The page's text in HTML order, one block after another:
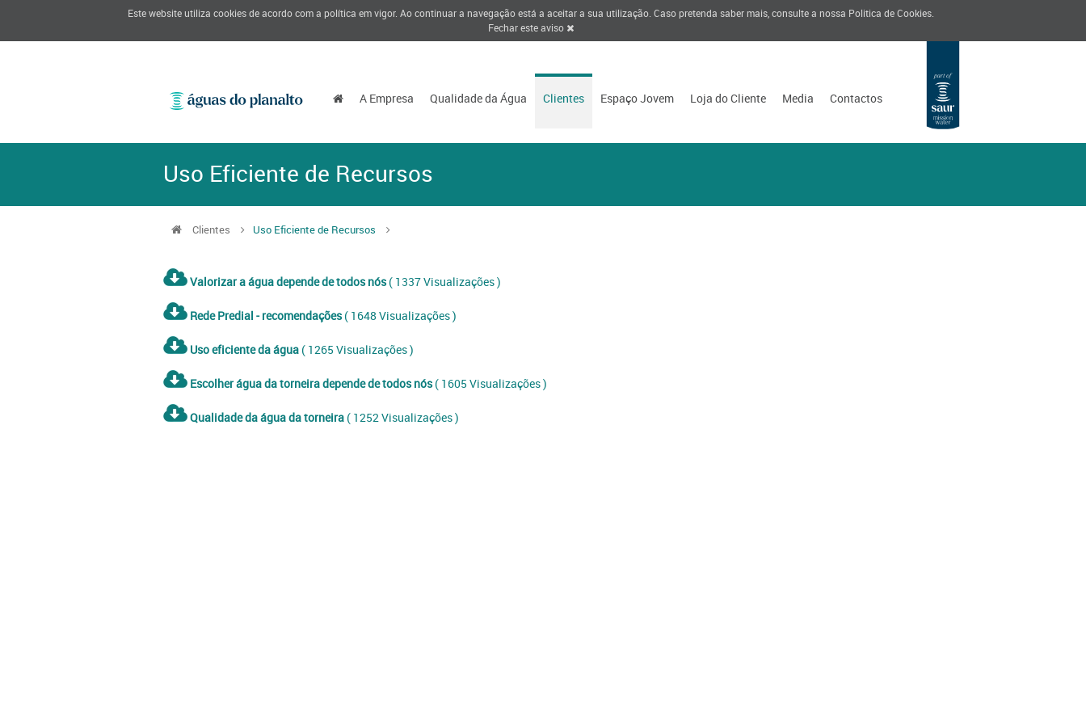
Este website utiliza cookies de acordo com a política em vigor. Ao continuar a navegação está a aceitar a sua utilização. Caso pretenda saber mais, consulte a nossa Politica de Cookies
Fechar este aviso
A Empresa Qualidade da Água Clientes Espaço Jovem Loja do Cliente Media Contactos
Uso Eficiente de Recursos
Clientes Uso Eficiente de Recursos
Valorizar a água depende de todos nós( 1337 Visualizações )
Rede Predial - recomendações( 1648 Visualizações )
Uso eficiente da água ( 1265 Visualizações )
Escolher água da torneira depende de todos nós( 1605 Visualizações )
Qualidade da água da torneira ( 1252 Visualizações )